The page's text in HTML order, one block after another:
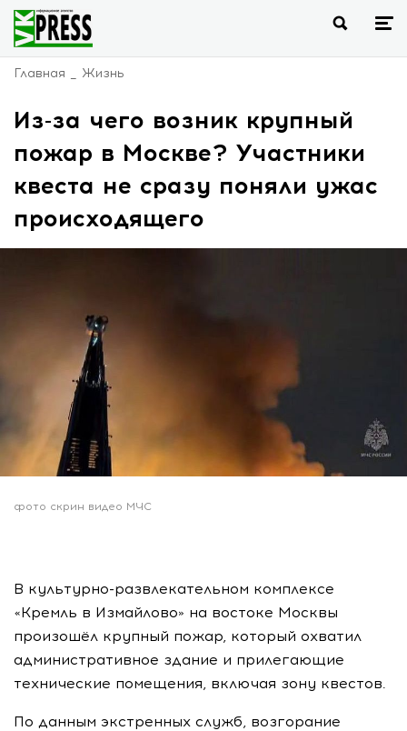
Главная Жизнь
Из-за чего возник крупный
пожар в Москве? Участники
квеста не сразу поняли ужас
происходящего
фото скрин видео МЧС
В культурно-развлекательном комплексе
«Кремль в Измайлово» на востоке Москвы
произошёл крупный пожар, который охватил
административное здание и прилегающие
технические помещения, включая зону квестов.
По данным экстренных служб, возгорание